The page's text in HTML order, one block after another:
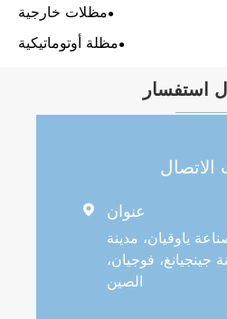
مظلات خارجية
مظلة أوتوماتيكية
استفسار
 عنوان
ياوقيان، مدينة
جينجيانغ، فوجيان،
الصين